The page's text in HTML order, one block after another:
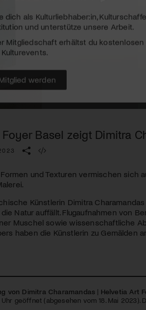
Basel zeigt Dimitra
und Texturen vermischen sich
Künstlerin Dimitra
Natur auffällt. Flugaufnahmen von
Muschel sowie wissenschaftliche
haben die Künstlerin zu Gemälden
von Dimitra Charamandas | Helvetia Art
geöffnet (abgesehen vom 18. Mai 2023).
dich als Kulturliebhaber:in,
und unterstütze unsere Arbeit.
Mitgliedschaft erhältst du kostenlosen
werden